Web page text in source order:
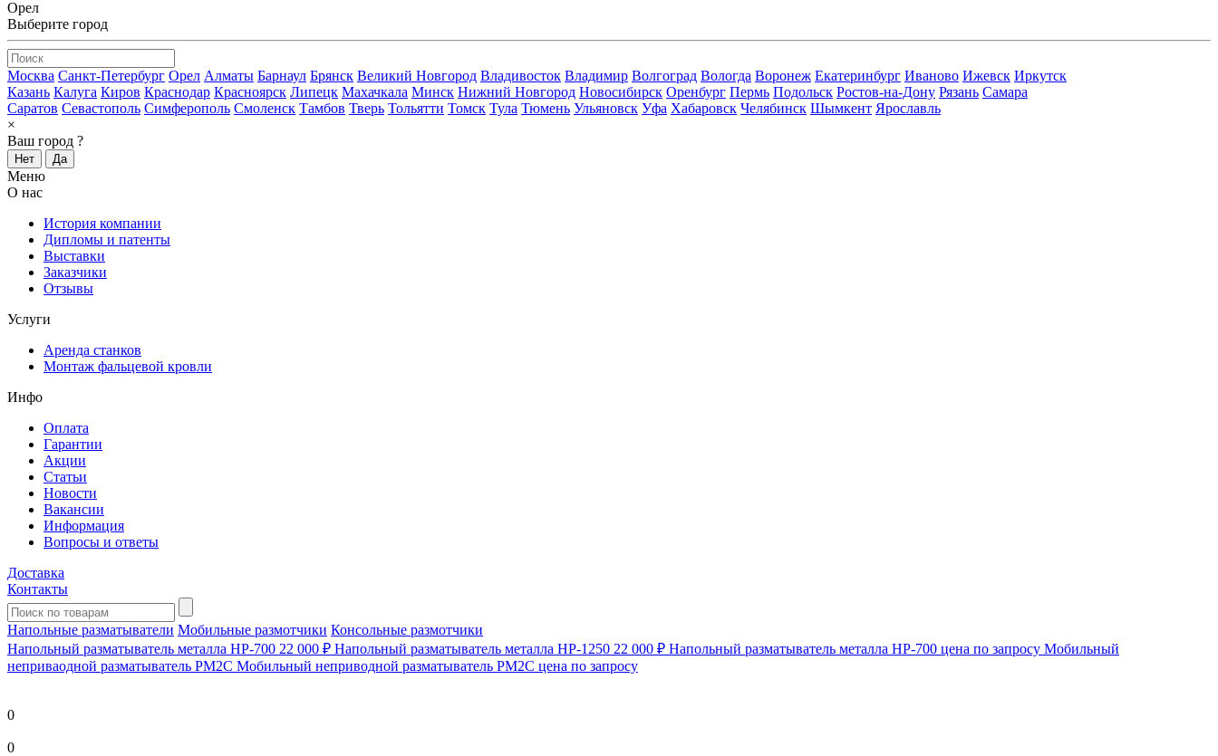
Орел
Выберите город
Москва Санкт-Петербург Орел Алматы Барнаул Брянск Великий Новгород Владивосток Владимир Волгоград Вологда Воронеж Екатеринбург Иваново Ижевск Иркутск
Казань Калуга Киров Краснодар Красноярск Липецк Махачкала Минск Нижний Новгород Новосибирск Оренбург Пермь Подольск Ростов-на-Дону Рязань Самара
Саратов Севастополь Симферополь Смоленск Тамбов Тверь Тольятти Томск Тула Тюмень Ульяновск Уфа Хабаровск Челябинск Шымкент Ярославль
×
Ваш город ?
Нет Да
Меню
О нас
История компании
Дипломы и патенты
Выставки
Заказчики
Отзывы
Услуги
Аренда станков
Монтаж фальцевой кровли
Инфо
Оплата
Гарантии
Акции
Статьи
Новости
Вакансии
Информация
Вопросы и ответы
Доставка
Контакты
Напольные разматыватели Мобильные размотчики Консольные размотчики
Напольный разматыватель металла HP-700 22 000 ₽ Напольный разматыватель металла HP-1250 22 000 ₽ Напольный разматыватель металла HP-700 цена по запросу Мобильный
непривaодной разматыватель РМ2С Мобильный неприводной разматыватель РМ2С цена по запросу
0
0